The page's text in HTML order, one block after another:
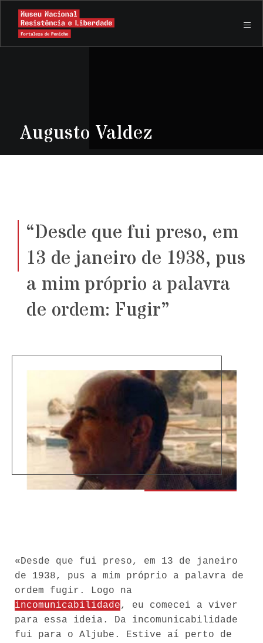
Augusto Valdez
“Desde que fui preso, em
13 de janeiro de 1938, pus
a mim próprio a palavra
de ordem: Fugir”
«Desde que fui preso, em 13 de janeiro
de 1938, pus a mim próprio a palavra de
ordem fugir. Logo na
incomunicabilidade, eu comecei a viver
para essa ideia. Da incomunicabilidade
fui para o Aljube. Estive aí perto de